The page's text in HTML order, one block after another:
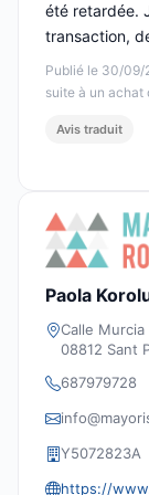
Publié le 30/09/
suite à un
été retardée.
transaction,
Avis traduit
Paola
Calle Murcia
08812 Sant
687979728
Y5072823A
https://